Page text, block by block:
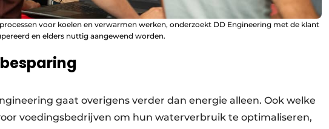
voor koelen en verwarmen werken, onderzoekt DD Engineering met de klant
en elders nuttig aangewend worden.
gaat overigens verder dan energie alleen. Ook welke
voedingsbedrijven om hun waterverbruik te optimaliseren,